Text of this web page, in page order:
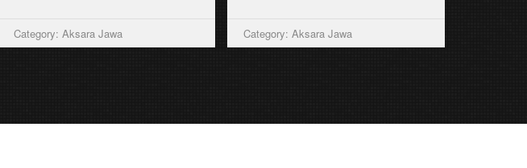
Category: Aksara Jawa Category: Aksara Jawa